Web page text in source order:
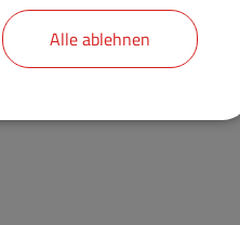
Alle ablehnen